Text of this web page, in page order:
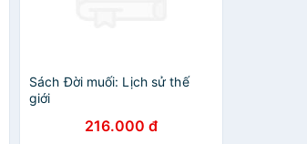
Sách Đời muối: Lịch sử thế
giới
216.000 đ